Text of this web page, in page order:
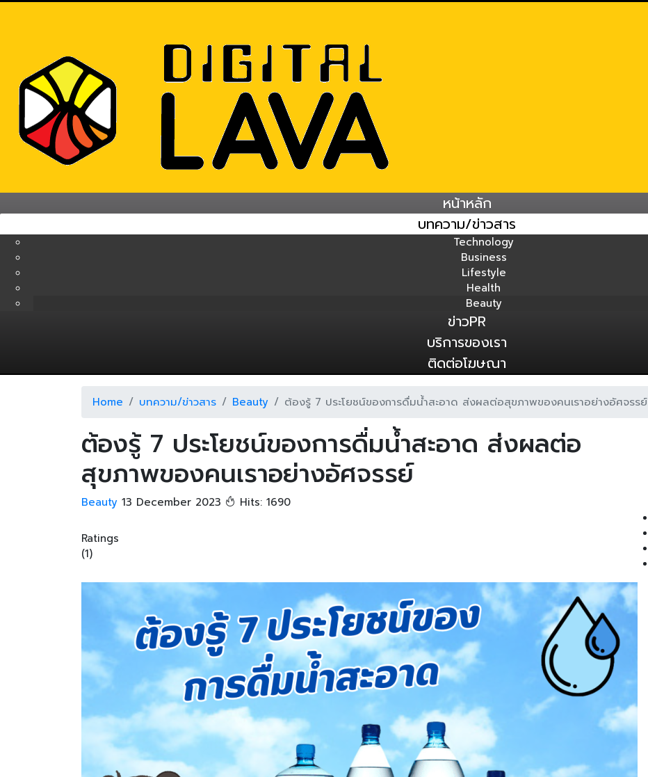
หน้าหลัก
บทความ/ข่าวสาร
Technology
Business
Lifestyle
Health
Beauty
ข่าวPR
บริการของเรา
ติดต่อโฆษณา
Home บทความ/ข่าวสาร Beauty ต้องรู้ 7 ประโยชน์ของการดื่มน้ำสะอาด ส่งผลต่อสุขภาพของคนเราอย่างอัศจรรย์
ต้องรู้ 7 ประโยชน์ของการดื่มน้ำสะอาด ส่งผลต่อ
สุขภาพของคนเราอย่างอัศจรรย์
Beauty 13 December 2023 Hits: 1690
Ratings
(1)